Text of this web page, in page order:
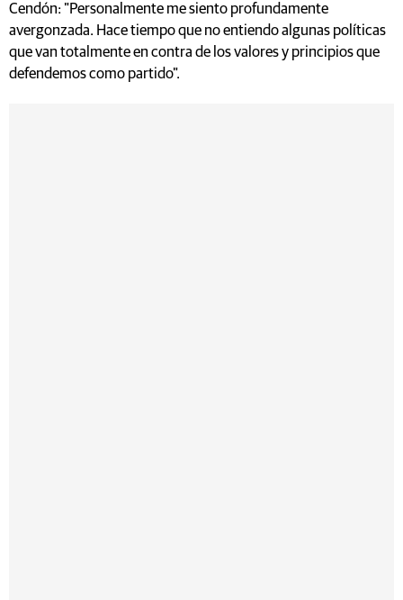
Cendón: "Personalmente me siento profundamente
avergonzada. Hace tiempo que no entiendo algunas políticas
que van totalmente en contra de los valores y principios que
defendemos como partido".